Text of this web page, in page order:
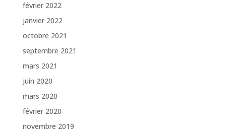
février 2022
janvier 2022
octobre 2021
septembre 2021
mars 2021
juin 2020
mars 2020
février 2020
novembre 2019